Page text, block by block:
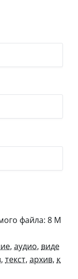
файла: 8 М
, аудио, виде
, текст, архив, к